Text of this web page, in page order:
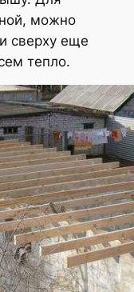
можно
сверху еще
тепло.